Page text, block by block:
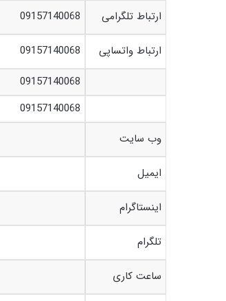
ارتباط تلگرامی 09157140068
ارتباط واتساپی
09157140068
09157140068
09157140068
وب سایت
ایمیل
اینستاگرام
تلگرام
ساعت کاری